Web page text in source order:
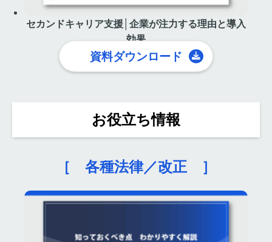
セカンドキャリア支援│企業が注力する理由と導入
効果
資料ダウンロード
お役立ち情報
［ 各種法律／改正 ］